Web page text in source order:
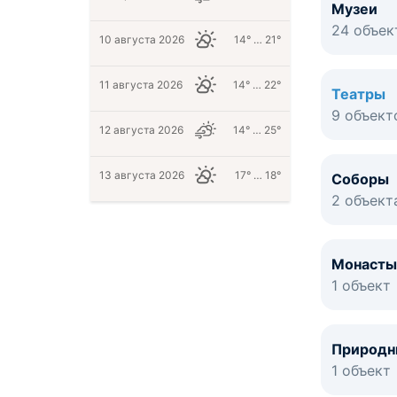
Музеи
24
Театры
9
Соборы
2
1 объект
1 объект
10 августа 2026 14° … 21°
11 августа 2026 14° … 22°
12 августа 2026 14° … 25°
13 августа 2026 17° … 18°